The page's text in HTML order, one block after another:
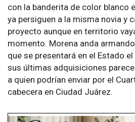
con la banderita de color blanco
ya persiguen a la misma novia y
proyecto aunque en territorio
momento. Morena anda
que se presentará en el Estado
sus últimas adquisiciones
a quien podrían enviar por el
cabecera en Ciudad Juárez.